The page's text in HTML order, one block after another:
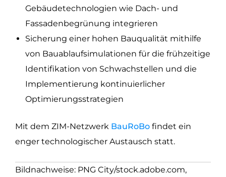
Gebäudetechnologien wie Dach- und
Fassadenbegrünung integrieren
Sicherung einer hohen Bauqualität mithilfe
von Bauablaufsimulationen für die frühzeitige
Identifikation von Schwachstellen und die
Implementierung kontinuierlicher
Optimierungsstrategien
Mit dem ZIM-Netzwerk BauRoBo findet ein
enger technologischer Austausch statt.
Bildnachweise: PNG City/stock.adobe.com,